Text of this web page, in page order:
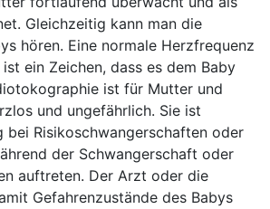
Gleichzeitig kann man die
hören. Eine normale Herzfrequenz
ein Zeichen, dass es dem Baby
ist für Mutter und
und ungefährlich. Sie ist
bei Risikoschwangerschaften oder
der Schwangerschaft oder
auftreten. Der Arzt oder die
Gefahrenzustände des Babys